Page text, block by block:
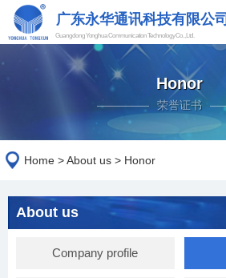
广东永华通讯科技有限公司
Guangdong Yonghua CommunicationTechnology Co., Ltd.
Honor
荣誉证书
Home >About us > Honor
About us
Company profile